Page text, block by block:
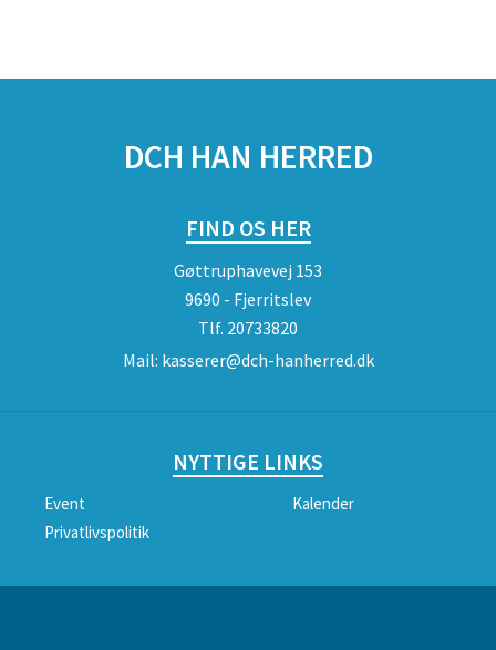
DCH HAN HERRED
FIND OS HER
Gøttruphavevej 153
9690 - Fjerritslev
Tlf. 20733820
Mail: kasserer@dch-hanherred.dk
NYTTIGE LINKS
Event
Kalender
Privatlivspolitik